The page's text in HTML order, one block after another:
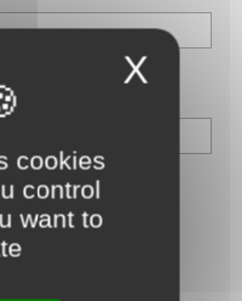
X
cookies
control
want to